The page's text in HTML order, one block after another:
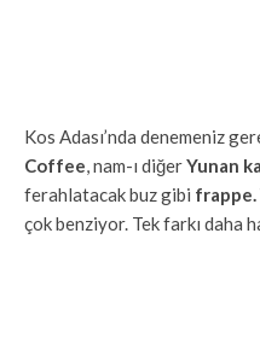
Kos Adası’nda denemeniz
Coffee , nam-ı diğerYunan
ferahlatacak buz gibi frappe.
çok benziyor. Tek farkı daha